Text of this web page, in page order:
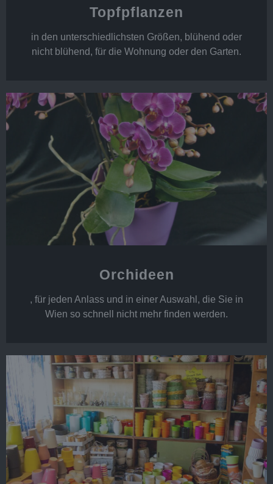
Topfpflanzen
in den unterschiedlichsten Größen, blühend oder
nicht blühend, für die Wohnung oder den Garten.
Orchideen
, für jeden Anlass und in einer Auswahl, die Sie in
Wien so schnell nicht mehr finden werden.